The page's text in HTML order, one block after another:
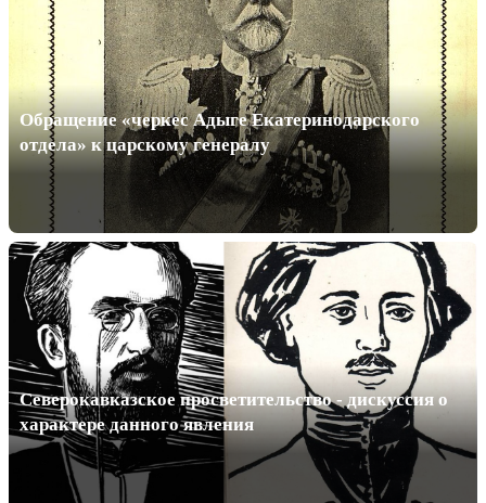
Обращение «черкес Адыге Екатеринодарского
отдела» к царскому генералу
Северокавказское просветительство - дискуссия о
характере данного явления